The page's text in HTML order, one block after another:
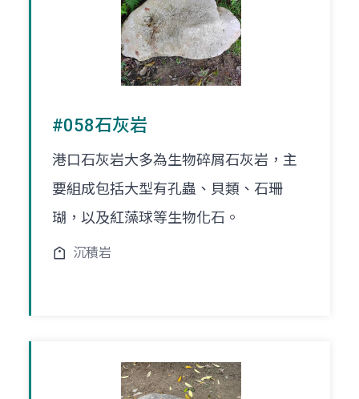
#058石灰岩
港口石灰岩大多為生物碎屑石灰岩，主
要組成包括大型有孔蟲、貝類、石珊
瑚，以及紅藻球等生物化石。
沉積岩